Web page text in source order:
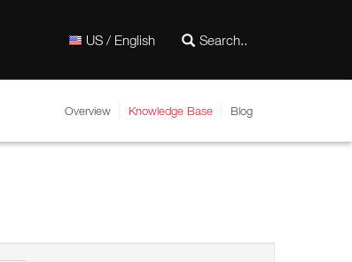
US / English
Overview Knowledge Base Blog